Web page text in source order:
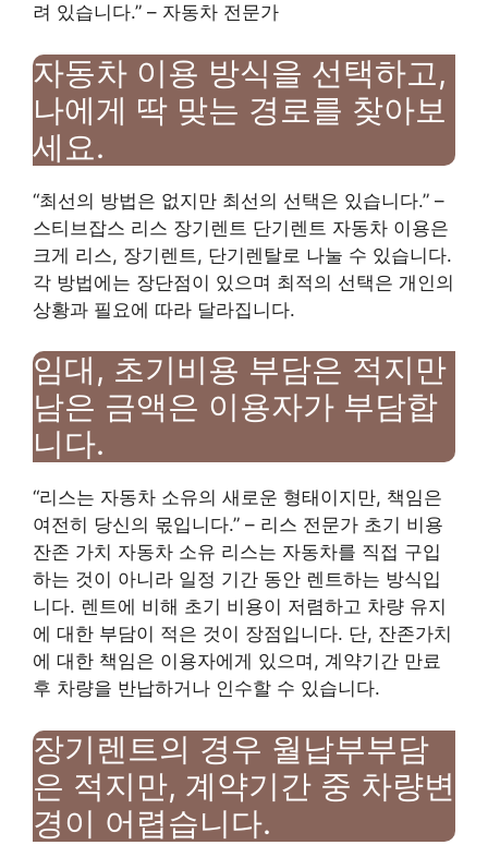
려 있습니다.” – 자동차 전문가
자동차 이용 방식을 선택하고,
나에게 딱 맞는 경로를 찾아보
세요.
“최선의 방법은 없지만 최선의 선택은 있습니다.” –
스티브잡스 리스 장기렌트 단기렌트 자동차 이용은
크게 리스, 장기렌트, 단기렌탈로 나눌 수 있습니다.
각 방법에는 장단점이 있으며 최적의 선택은 개인의
상황과 필요에 따라 달라집니다.
임대, 초기비용 부담은 적지만
남은 금액은 이용자가 부담합
니다.
“리스는 자동차 소유의 새로운 형태이지만, 책임은
여전히 ​​당신의 몫입니다.” – 리스 전문가 초기 비용
잔존 가치 자동차 소유 리스는 자동차를 직접 구입
하는 것이 아니라 일정 기간 동안 렌트하는 방식입
니다. 렌트에 비해 초기 비용이 저렴하고 차량 유지
에 대한 부담이 적은 것이 장점입니다. 단, 잔존가치
에 대한 책임은 이용자에게 있으며, 계약기간 만료
후 차량을 반납하거나 인수할 수 있습니다.
장기렌트의 경우 월납부부담
은 적지만, 계약기간 중 차량변
경이 어렵습니다.